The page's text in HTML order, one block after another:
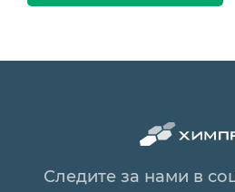
Следите за нами в